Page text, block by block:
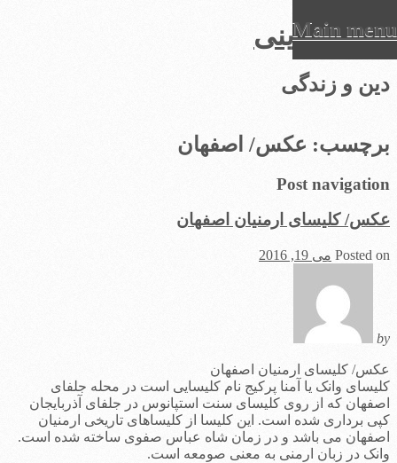
عرفان دینی
دین و زندگی
Main menu
to
content
برچسب: عکس/ اصفهان
Post navigation
عکس/ کلیسای ارمنیان اصفهان
Posted on می 19, 2016
by
عکس/ کلیسای ارمنیان اصفهان
کلیسای وانک یا آمنا پرکیج نام کلیسایی است در محله جلفای
اصفهان که از روی کلیسای سنت استپانوس در جلفای آذربایجان
کپی برداری شده‌ است. این کلیسا از کلیساهای تاریخی ارمنیان
اصفهان می‌ باشد و در زمان شاه عباس صفوی ساخته شده‌ است.
وانک در زبان ارمنی به معنی صومعه است.